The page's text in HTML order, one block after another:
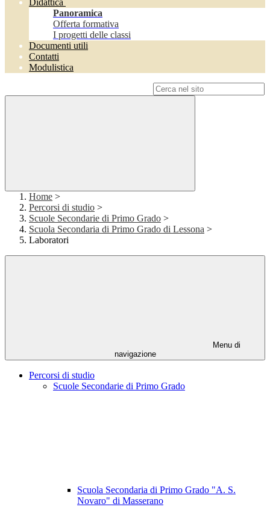
Didattica
Panoramica
Offerta formativa
I progetti delle classi
Documenti utili
Contatti
Modulistica
Home >
Percorsi di studio >
Scuole Secondarie di Primo Grado >
Scuola Secondaria di Primo Grado di Lessona >
Laboratori
Menu di
navigazione
Percorsi di studio
Scuole Secondarie di Primo Grado
Scuola Secondaria di Primo Grado "A. S.
Novaro" di Masserano